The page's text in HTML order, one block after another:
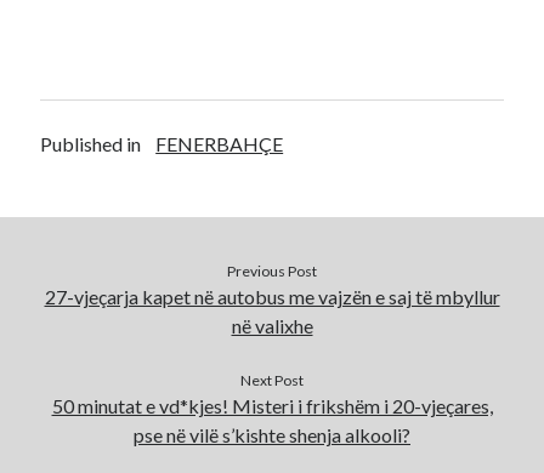
Published in FENERBAHÇE
Previous Post
27-vjeçarja kapet në autobus me vajzën e saj të mbyllur
në valixhe
Next Post
50 minutat e vd*kjes! Misteri i frikshëm i 20-vjeçares,
pse në vilë s’kishte shenja alkooli?